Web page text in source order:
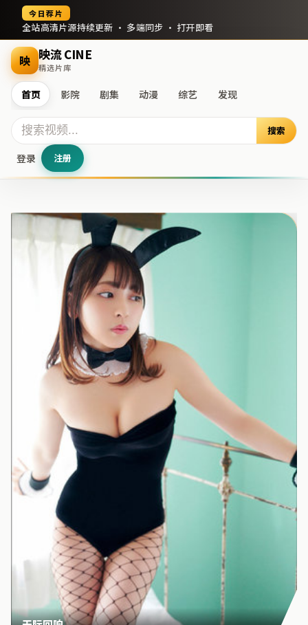
今日荐片
全站高清片源持续更新 · 多端同步 · 打开即看
映 映流 CINE
精选片库
首页 影院 剧集 动漫 综艺 发现
搜索
登录 注册